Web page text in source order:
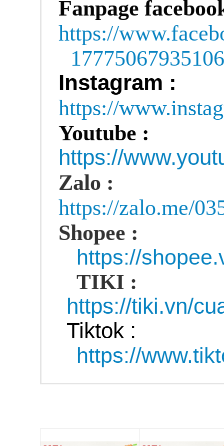
Fanpage
https://
Instagram :
https://
Youtube :
https://
Zalo :
https://zalo.me/
Shopee :
https://
TIKI :
https://tiki.vn/
Tiktok :
https://